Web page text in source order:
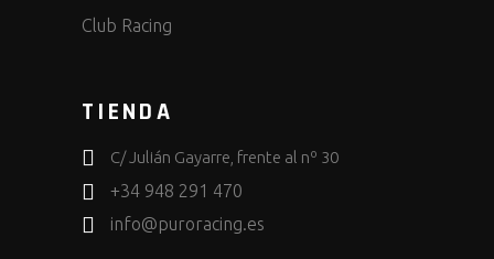
Club Racing
TIENDA
C/ Julián Gayarre, frente al nº 30
+34 948 291 470
info@puroracing.es